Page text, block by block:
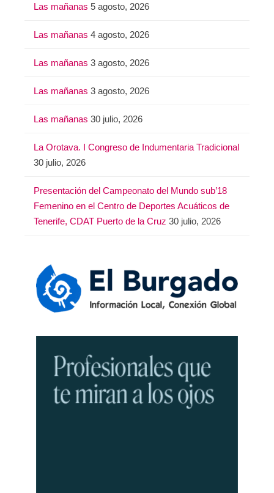
Las mañanas 5 agosto, 2026
Las mañanas 4 agosto, 2026
Las mañanas 3 agosto, 2026
Las mañanas 3 agosto, 2026
Las mañanas 30 julio, 2026
La Orotava. I Congreso de Indumentaria Tradicional
30 julio, 2026
Presentación del Campeonato del Mundo sub’18
Femenino en el Centro de Deportes Acuáticos de
Tenerife, CDAT Puerto de la Cruz 30 julio, 2026